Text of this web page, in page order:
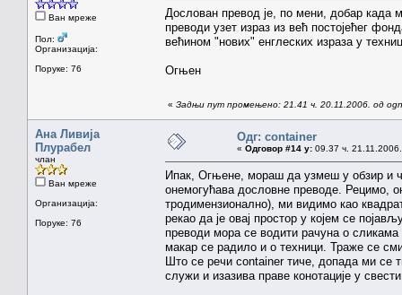
Ван мреже
Пол:
Организација:
Поруке: 76
Дослован превод је, по мени, добар када
преводи узет израз из већ постојећег
већином "нових" енглеских израза у
Огњен
« Задњи пут промењено: 21.41 ч. 20.11.2006. од
Ана Ливија
Плурабел
члан
Ван мреже
Организација:
Поруке: 76
Одг: container
« Одговор #14 у: 09.37 ч.
Ипак, Огњене, мораш да узмеш у обзир и
онемогућава дословне преводе. Рецимо,
тродимензионално), ми видимо као
рекао да је овај простор у којем се
преводи мора се водити рачуна о сликама
макар се радило и о техници. Траже се
Што се речи container тиче, допада ми се
служи и изазива праве конотације у